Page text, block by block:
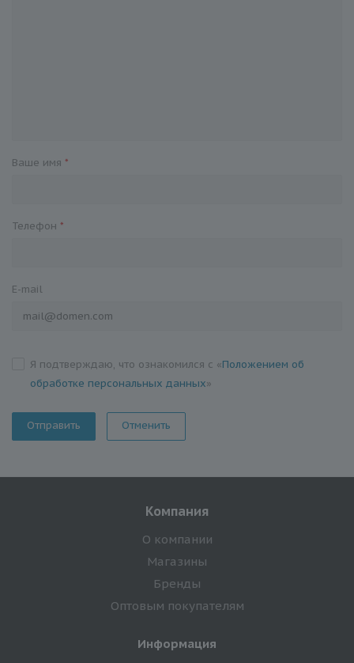
Ваше имя *
Телефон *
E-mail
Я подтверждаю, что ознакомился с «Положением об
обработке персональных данных»
Отменить
Компания
О компании
Магазины
Бренды
Оптовым покупателям
Информация